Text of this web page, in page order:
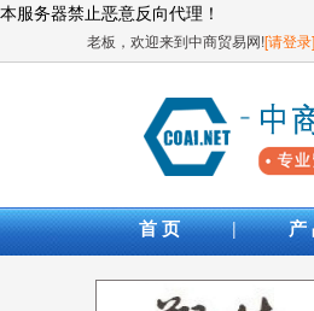
本服务器禁止恶意反向代理！
老板，欢迎来到中商贸易网![请登录]
首 页 | 产